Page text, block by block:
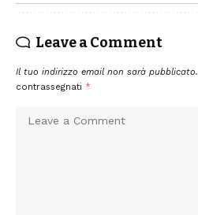
Leave a Comment
Il tuo indirizzo email non sarà pubblicato.
contrassegnati *